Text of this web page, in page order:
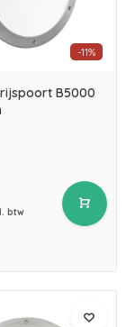
-11%
B5000
btw